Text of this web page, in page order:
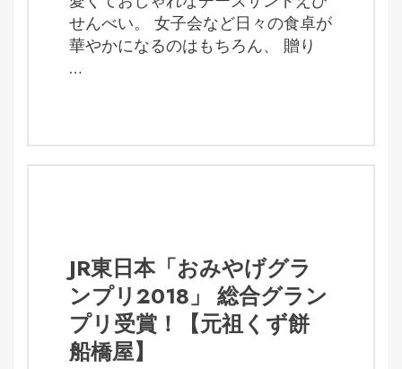
せんべい。 女子会など日々の食卓が
華やかになるのはもちろん、 贈り
…
JR東日本「おみやげグラ
ンプリ2018」 総合グラン
プリ受賞！【元祖くず餅
船橋屋】